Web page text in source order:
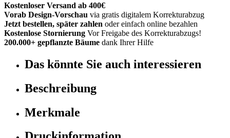
Kostenloser Versand ab 400€
Vorab Design-Vorschau via gratis digitalem Korrekturabzug
Jetzt bestellen, später zahlen oder einfach online bezahlen
Kostenlose Stornierung Vor Freigabe des Korrekturabzugs!
200.000+ gepflanzte Bäume dank Ihrer Hilfe
Das könnte Sie auch interessieren
Beschreibung
Merkmale